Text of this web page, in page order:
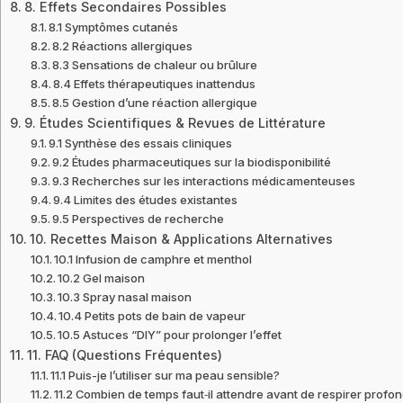
8. Effets Secondaires Possibles
8.1 Symptômes cutanés
8.2 Réactions allergiques
8.3 Sensations de chaleur ou brûlure
8.4 Effets thérapeutiques inattendus
8.5 Gestion d’une réaction allergique
9. Études Scientifiques & Revues de Littérature
9.1 Synthèse des essais cliniques
9.2 Études pharmaceutiques sur la biodisponibilité
9.3 Recherches sur les interactions médicamenteuses
9.4 Limites des études existantes
9.5 Perspectives de recherche
10. Recettes Maison & Applications Alternatives
10.1 Infusion de camphre et menthol
10.2 Gel maison
10.3 Spray nasal maison
10.4 Petits pots de bain de vapeur
10.5 Astuces “DIY” pour prolonger l’effet
11. FAQ (Questions Fréquentes)
11.1 Puis-je l’utiliser sur ma peau sensible?
11.2 Combien de temps faut‑il attendre avant de respirer